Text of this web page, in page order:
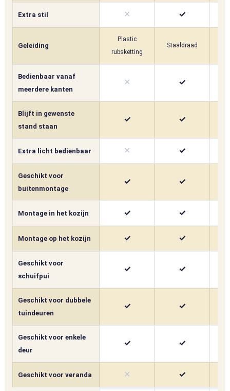
Extra stil ✕ ✓
Geleiding
Plastic
rubsketting
Staaldraad
Bedienbaar vanaf
meerdere kanten
✕ ✓
Blijft in gewenste
stand staan
✓ ✓
Extra licht bedienbaar ✕ ✓
Geschikt voor
buitenmontage
✓ ✓
Montage in het kozijn ✓ ✓
Montage op het kozijn ✓ ✓
Geschikt voor
schuifpui
✓ ✓
Geschikt voor dubbele
tuindeuren
✓ ✓
Geschikt voor enkele
deur
✓ ✓
Geschikt voor veranda ✕ ✓